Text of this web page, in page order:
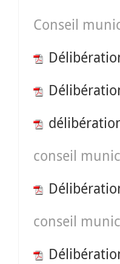
Conseil
conseil
conseil